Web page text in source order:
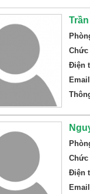
Chức
Điện
Chức
Điện